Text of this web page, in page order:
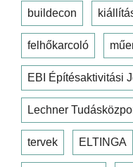
buildecon
felhőkarcoló
EBI Építésaktivitási
Lechner
tervek ELTINGA